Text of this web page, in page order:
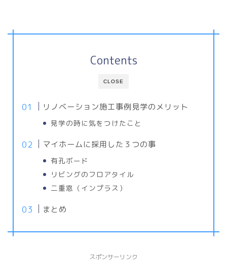
CLOSE
Contents
リノベーション施工事例見学のメリット
見学の時に気をつけたこと
マイホームに採用した３つの事
有孔ボード
リビングのフロアタイル
二重窓（インプラス）
まとめ
スポンサーリンク